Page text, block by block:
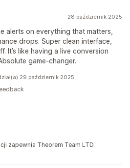
28 październik 2025
alerts on everything that matters,
drops. Super clean interface,
It’s like having a live conversion
game-changer.
29 październik 2025
zapewnia Theorem Team LTD.